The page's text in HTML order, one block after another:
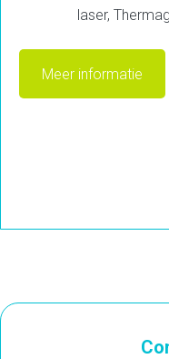
laser,
Meer informatie